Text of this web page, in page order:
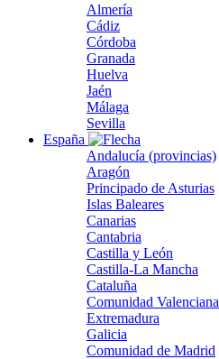
Almería
Cádiz
Córdoba
Granada
Huelva
Jaén
Málaga
Sevilla
España
Andalucía (provincias)
Aragón
Principado de Asturias
Islas Baleares
Canarias
Cantabria
Castilla y León
Castilla-La Mancha
Cataluña
Comunidad Valenciana
Extremadura
Galicia
Comunidad de Madrid